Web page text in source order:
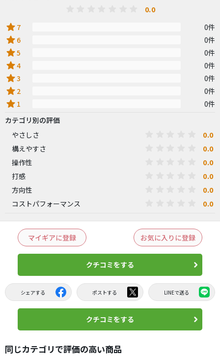
0.0
star 7 0件
star 6 0件
star5 0件
star4 0件
star3 0件
star 2 0件
star 1
0件
カテゴリ別の評価
やさしさ
0.0
構えやすさ 0.0
操作性 0.0
打感 0.0
方向性 0.0
コストパフォーマンス 0.0
マイギアに登録 お気に入りに登録
クチコミをする
シェアする ポストする LINEで送る
クチコミをする
同じカテゴリで評価の高い商品